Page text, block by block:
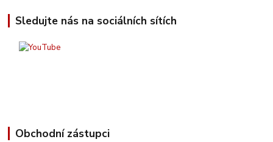
Sledujte nás na sociálních sítích
Obchodní zástupci